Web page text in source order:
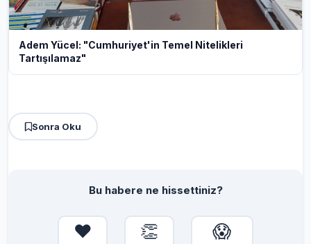
Adem Yücel: "Cumhuriyet'in Temel Nitelikleri
Tartışılamaz"
Sonra Oku
Bu habere ne hissettiniz?
❤️ 👏 😱